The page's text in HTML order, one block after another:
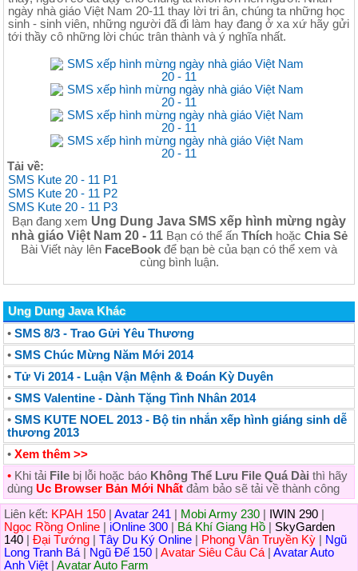
ngày nhà giáo Việt Nam 20-11 thay lời tri ân, chúng ta những học
sinh - sinh viên, những người đã đi làm hay đang ở xa xứ hãy gửi
tới thầy cô những lời chúc trân thành và ý nghĩa nhất.
Tải về:
SMS Kute 20 - 11 P1
SMS Kute 20 - 11 P2
SMS Kute 20 - 11 P3
Bạn đang xem Ung Dung Java SMS xếp hình mừng ngày
nhà giáo Việt Nam 20 - 11 Bạn có thể ấn Thíchhoặc Chia Sẻ
Bài Viết này lên FaceBook để bạn bè của bạn có thể xem và
cùng bình luận.
Ung Dung Java Khác
• SMS 8/3 - Trao Gửi Yêu Thương
• SMS Chúc Mừng Năm Mới 2014
• Tử Vi 2014 - Luận Vận Mệnh & Đoán Kỳ Duyên
• SMS Valentine - Dành Tặng Tình Nhân 2014
• SMS KUTE NOEL 2013 - Bộ tin nhắn xếp hình giáng sinh dễ
thương 2013
• Xem thêm >>
• Khi tải File bị lỗi hoặc báo Không Thể Lưu File Quá Dài thì hãy
dùng Uc Browser Bản Mới Nhất đảm bảo sẽ tải về thành công
Liên kết: KPAH 150 Avatar 241 Mobi Army 230 IWIN 290
Ngọc Rồng Online
iOnline 300 Bá Khí Giang Hồ
SkyGarden
140
Đại Tướng Tây Du Ký Online Phong Vân Truyền Kỳ
Ngũ
Long Tranh Bá
Ngũ Đế 150 Avatar Siêu Câu Cá
Avatar Auto
Anh Việt
Avatar Auto Farm